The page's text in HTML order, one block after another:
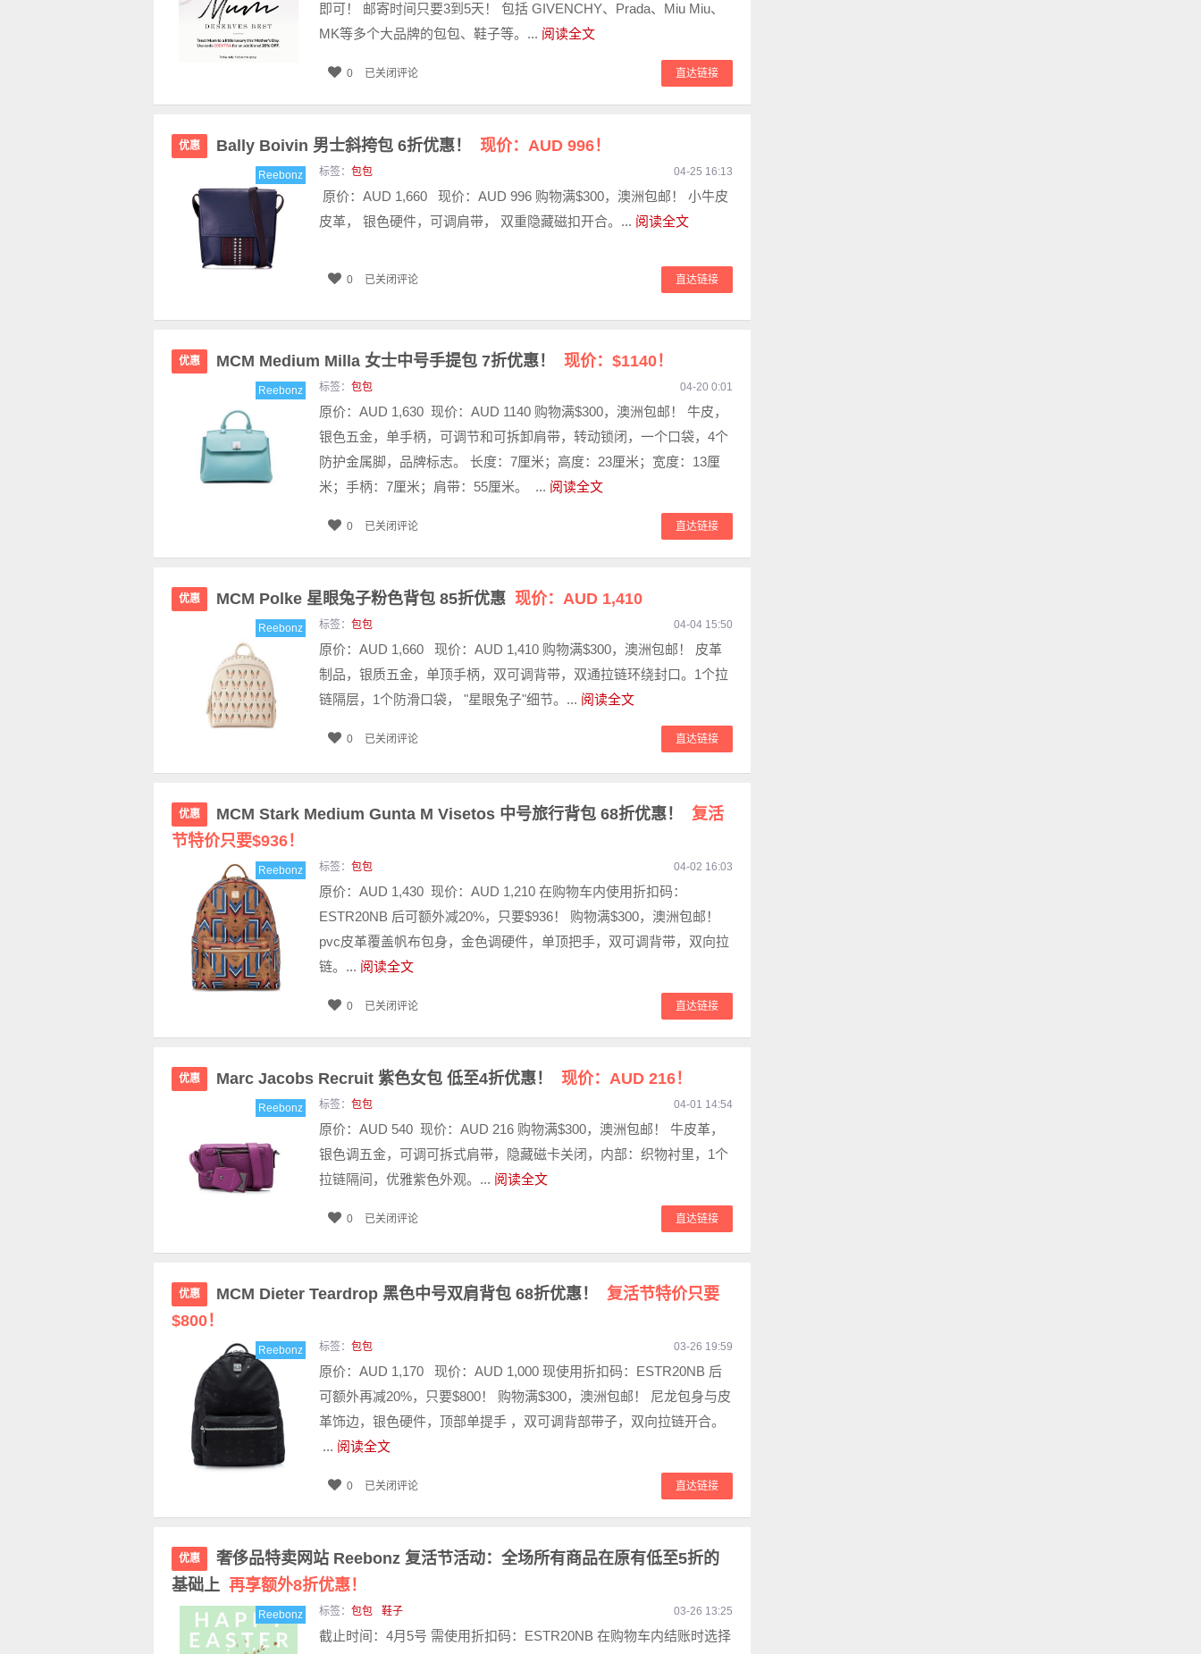
即可！ 邮寄时间只要3到5天！ 包括 GIVENCHY、Prada、Miu Miu、
MK等多个大品牌的包包、鞋子等。... 阅读全文
直达链接
0 已关闭评论
优惠 Bally Boivin 男士斜挎包 6折优惠！ 现价：AUD 996！
Reebonz 标签： 包包 04-25 16:13
原价：AUD 1,660 现价：AUD 996 购物满$300，澳洲包邮！ 小牛皮
皮革， 银色硬件，可调肩带， 双重隐藏磁扣开合。... 阅读全文
直达链接
0 已关闭评论
优惠 MCM Medium Milla 女士中号手提包 7折优惠！ 现价：$1140！
Reebonz 标签： 包包 04-20 0:01
原价：AUD 1,630 现价：AUD 1140 购物满$300，澳洲包邮！ 牛皮，
银色五金，单手柄，可调节和可拆卸肩带，转动锁闭，一个口袋，4个
防护金属脚，品牌标志。 长度：7厘米；高度：23厘米；宽度：13厘
米；手柄：7厘米；肩带：55厘米。 ... 阅读全文
直达链接
0 已关闭评论
优惠 MCM Polke 星眼兔子粉色背包 85折优惠 现价：AUD 1,410
Reebonz 标签： 包包 04-04 15:50
原价：AUD 1,660 现价：AUD 1,410 购物满$300，澳洲包邮！ 皮革
制品，银质五金，单顶手柄，双可调背带，双通拉链环绕封口。1个拉
链隔层，1个防滑口袋， "星眼兔子"细节。... 阅读全文
直达链接
0 已关闭评论
优惠 MCM Stark Medium Gunta M Visetos 中号旅行背包 68折优惠！
复活
节特价只要$936！
Reebonz 标签： 包包 04-02 16:03
原价：AUD 1,430 现价：AUD 1,210 在购物车内使用折扣码：
ESTR20NB 后可额外减20%，只要$936！ 购物满$300，澳洲包邮！
pvc皮革覆盖帆布包身，金色调硬件，单顶把手，双可调背带，双向拉
链。... 阅读全文
直达链接
0 已关闭评论
优惠 Marc Jacobs Recruit 紫色女包 低至4折优惠！ 现价：AUD 216！
Reebonz 标签： 包包 04-01 14:54
原价：AUD 540 现价：AUD 216 购物满$300，澳洲包邮！ 牛皮革，
银色调五金，可调可拆式肩带，隐藏磁卡关闭，内部：织物衬里，1个
拉链隔间，优雅紫色外观。... 阅读全文
直达链接
0 已关闭评论
优惠 MCM Dieter Teardrop 黑色中号双肩背包 68折优惠！
复活节特价只要
$800！
Reebonz 标签： 包包 03-26 19:59
原价：AUD 1,170 现价：AUD 1,000 现使用折扣码：ESTR20NB 后
可额外再减20%，只要$800！ 购物满$300，澳洲包邮！ 尼龙包身与皮
革饰边，银色硬件，顶部单提手 ，双可调背部带子，双向拉链开合。
... 阅读全文
直达链接
0 已关闭评论
优惠
奢侈品特卖网站 Reebonz 复活节活动：全场所有商品在原有低至5折的
基础上 再享额外8折优惠！
Reebonz 标签： 包包 鞋子 03-26 13:25
截止时间：4月5号 需使用折扣码：ESTR20NB 在购物车内结账时选择